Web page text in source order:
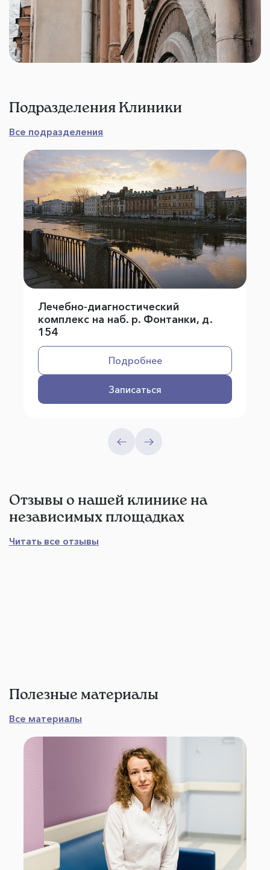
Подразделения Клиники
Все подразделения
Лечебно-диагностический
комплекс на наб. р. Фонтанки, д.
154
Подробнее
Записаться
Отзывы о нашей клинике на
независимых площадках
Читать все отзывы
Полезные материалы
Все материалы